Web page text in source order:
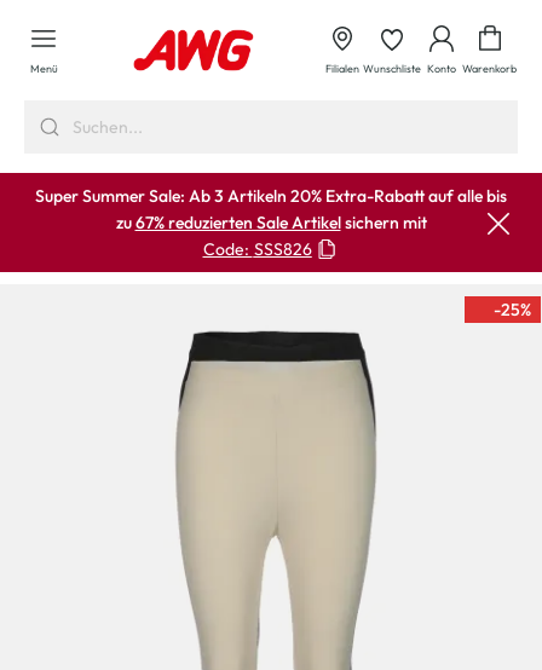
springen
Menü Filialen Wunschliste Konto Warenkorb
Super Summer Sale: Ab 3 Artikeln 20% Extra-Rabatt auf alle bis
zu67% reduzierten Sale Artikelsichern mit
Code: SSS826
-25%